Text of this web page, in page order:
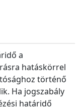
a
hatáskörrel
történő
Ha jogszabály
határidő